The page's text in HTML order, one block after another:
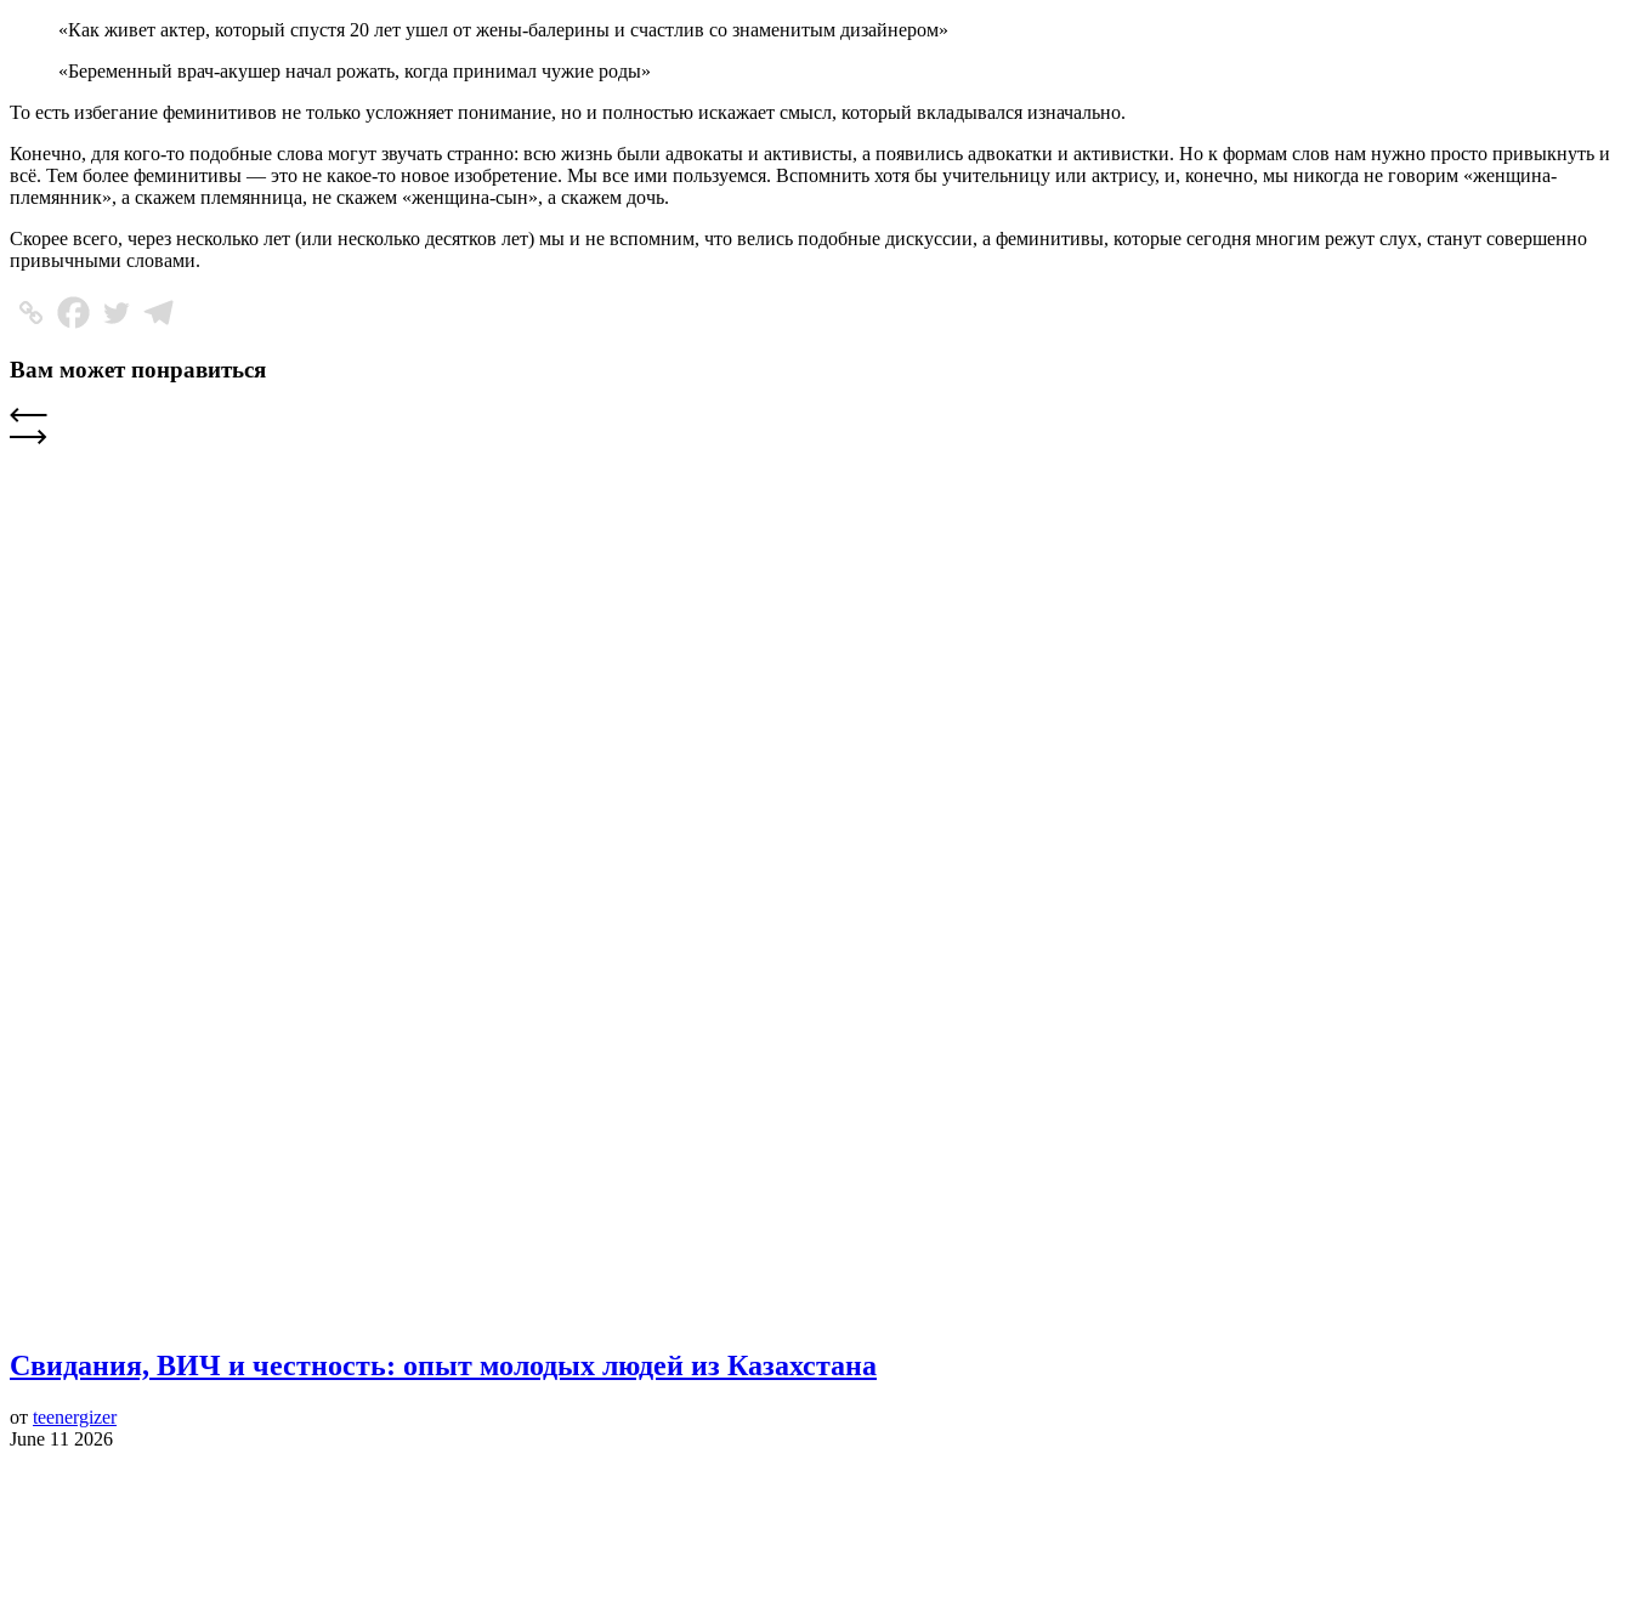
«Как живет актер, который спустя 20 лет ушел от жены-балерины и счастлив со знаменитым дизайнером»
«Беременный врач-акушер начал рожать, когда принимал чужие роды»
То есть избегание феминитивов не только усложняет понимание, но и полностью искажает смысл, который вкладывался изначально.
Конечно, для кого-то подобные слова могут звучать странно: всю жизнь были адвокаты и активисты, а появились адвокатки и активистки. Но к формам слов нам нужно просто привыкнуть и
всё. Тем более феминитивы — это не какое-то новое изобретение. Мы все ими пользуемся. Вспомнить хотя бы учительницу или актрису, и, конечно, мы никогда не говорим «женщина-
племянник», а скажем племянница, не скажем «женщина-сын», а скажем дочь.
Скорее всего, через несколько лет (или несколько десятков лет) мы и не вспомним, что велись подобные дискуссии, а феминитивы, которые сегодня многим режут слух, станут совершенно
привычными словами.
Вам может понравиться
Свидания, ВИЧ и честность: опыт молодых людей из Казахстана
от teenergizer
June 11 2026